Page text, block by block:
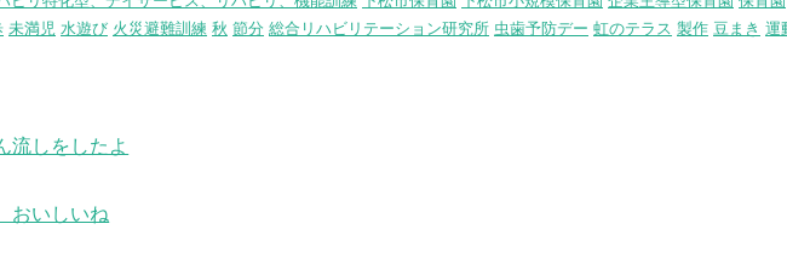
未満児 水遊び 火災避難訓練 秋 節分 総合リハビリテーション研究所 虫歯予防デー 虹のテラス 製作 豆まき 運
流しをしたよ
いしいね